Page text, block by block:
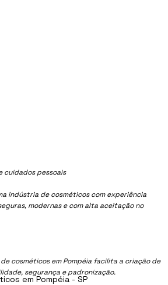
cuidados pessoais
indústria de cosméticos com experiência
modernas e com alta aceitação no
cosméticos em Pompéia facilita a criação de
segurança e padronização.
em Pompéia - SP